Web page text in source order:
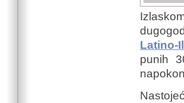
Latino-
punih